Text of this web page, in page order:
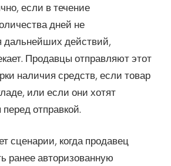
если в течение
дней не
дальнейших действий,
Продавцы отправляют этот
наличия средств, если товар
или если они хотят
отправкой.
сценарии, когда продавец
ранее авторизованную